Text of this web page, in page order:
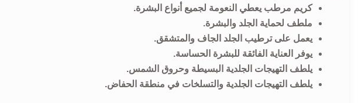
كريم مرطب يعطي النعومة لجميع أنواع البشرة.
ملطف لحماية الجلد والبشرة.
يعمل على ترطيب الجلد الجاف والمتشقق.
يوفر العناية الفائقة للبشرة الحساسة.
يلطف التهيجات الجلدية البسيطة وحروق الشمس.
يلطف التهيجات الجلدية والتسلخات في منطقة الحفاض.